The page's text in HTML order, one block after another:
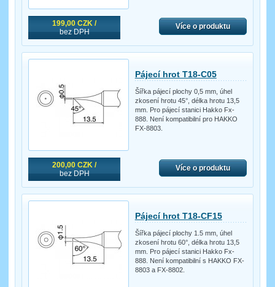
199,00 CZK /
bez DPH
Více o produktu
200,00 CZK /
bez DPH
Pájecí hrot T18-C05
Šířka pájecí plochy 0,5 mm, úhel
zkosení hrotu 45°, délka hrotu 13,5
mm. Pro pájecí stanici Hakko Fx-
888. Není kompatibilní pro HAKKO
FX-8803.
Více o produktu
Pájecí hrot T18-CF15
Šířka pájecí plochy 1.5 mm, úhel
zkosení hrotu 60°, délka hrotu 13,5
mm. Pro pájecí stanici Hakko Fx-
888. Není kompatibilní s HAKKO FX-
8803 a FX-8802.